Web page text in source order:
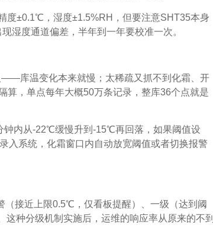
度±0.1℃，湿度±1.5%RH，但要注意SHT35本身
湿度通道偏差，半年到一年要校准一次。
库温变化本来就慢；太稀疏又抓不到化霜、开
算，单点每年大概50万条记录，整库36个点就是
钟内从-22℃缓慢升到-15℃再回落，如果阈值设
入系统，化霜窗口内自动放宽阈值或者切换报警
（接近上限0.5℃，仅看板提醒）、一级（达到阈
种分级机制实施后，运维的响应率从原来的不到